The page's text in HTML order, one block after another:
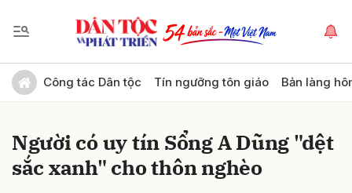
Công tác Dân tộc Tín ngưỡng tôn giáo Bản làng
Người có uy tín Sổng A Dũng "dệt
sắc xanh" cho thôn nghèo
Gửi bình luận